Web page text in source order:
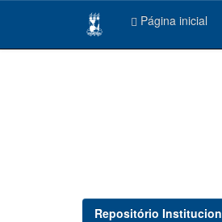
Página inicial
Repositório